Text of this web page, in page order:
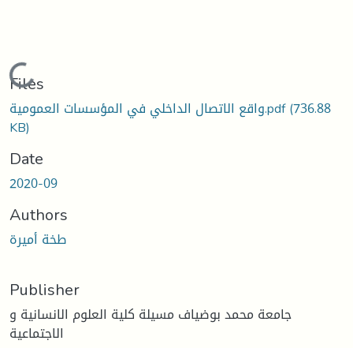
Loading...
Files
واقع الاتصال الداخلي في المؤسسات العمومية.pdf(736.88
KB)
Date
2020-09
Authors
طخة أميرة
Publisher
جامعة محمد بوضياف مسيلة كلية العلوم الانسانية و
الاجتماعية